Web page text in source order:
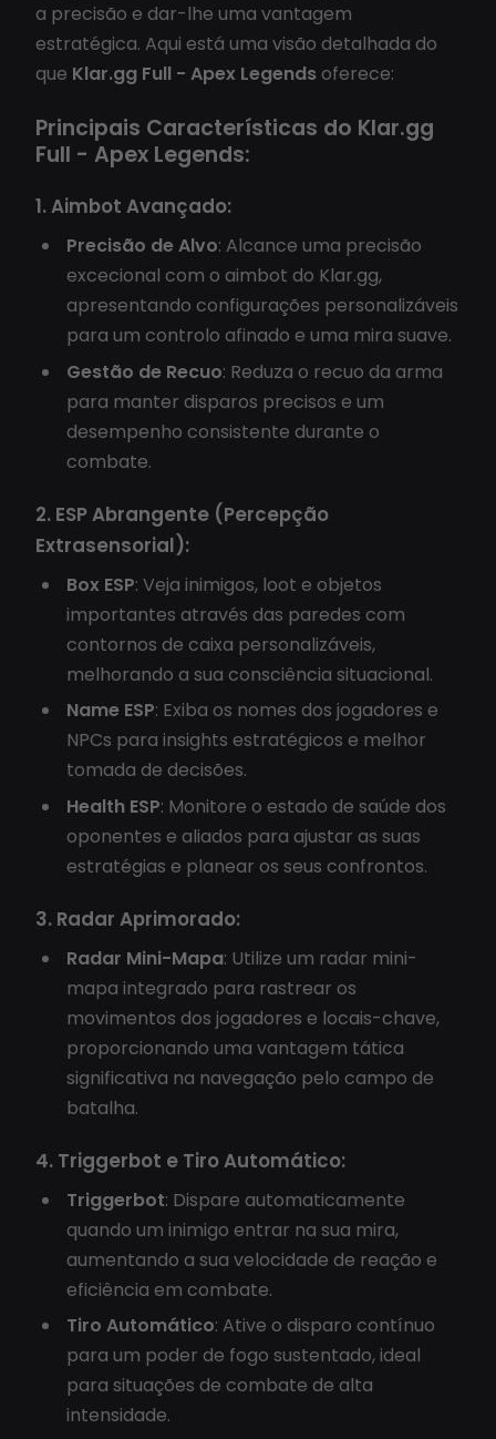
a precisão e dar-lhe uma vantagem
estratégica. Aqui está uma visão detalhada do
que Klar.gg Full - Apex Legends oferece:
Principais Características do Klar.gg
Full - Apex Legends:
1. Aimbot Avançado:
Precisão de Alvo: Alcance uma precisão
excecional com o aimbot do Klar.gg,
apresentando configurações personalizáveis
para um controlo afinado e uma mira suave.
Gestão de Recuo: Reduza o recuo da arma
para manter disparos precisos e um
desempenho consistente durante o
combate.
2. ESP Abrangente (Percepção
Extrasensorial):
Box ESP: Veja inimigos, loot e objetos
importantes através das paredes com
contornos de caixa personalizáveis,
melhorando a sua consciência situacional.
Name ESP: Exiba os nomes dos jogadores e
NPCs para insights estratégicos e melhor
tomada de decisões.
Health ESP: Monitore o estado de saúde dos
oponentes e aliados para ajustar as suas
estratégias e planear os seus confrontos.
3. Radar Aprimorado:
Radar Mini-Mapa: Utilize um radar mini-
mapa integrado para rastrear os
movimentos dos jogadores e locais-chave,
proporcionando uma vantagem tática
significativa na navegação pelo campo de
batalha.
4. Triggerbot e Tiro Automático:
Triggerbot: Dispare automaticamente
quando um inimigo entrar na sua mira,
aumentando a sua velocidade de reação e
eficiência em combate.
Tiro Automático: Ative o disparo contínuo
para um poder de fogo sustentado, ideal
para situações de combate de alta
intensidade.